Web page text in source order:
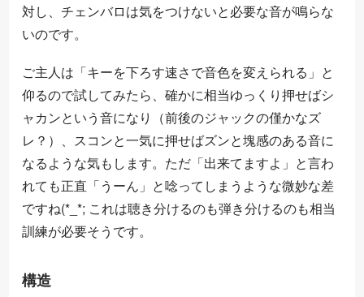
対し、チェンバロは気をつけないと必要な音が鳴らな
いのです。
ご主人は「キーを下ろす速さで音色を変えられる」と
仰るので試してみたら、確かに相当ゆっくり押せばシ
ャカンという音になり（前後のジャックの僅かなズ
レ？）、スコンと一気に押せばズンと塊感のある音に
なるような気もします。ただ「出来てますよ」と言わ
れても正直「うーん」と唸ってしまうような微妙な差
ですね(*_*; これは聴き分けるのも弾き分けるのも相当
訓練が必要そうです。
構造